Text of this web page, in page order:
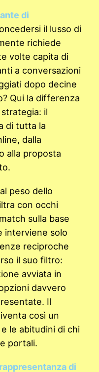
di
il lusso di
richiede
volte capita di
a conversazioni
dopo decine
Qui la differenza
il
di tutta la
dalla
alla proposta
peso dello
con occhi
sulla base
interviene solo
reciproche
il suo filtro:
avviata in
davvero
Il
così un
le abitudini di chi
portali.
di